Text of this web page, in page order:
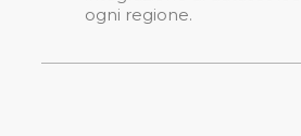
ogni regione.